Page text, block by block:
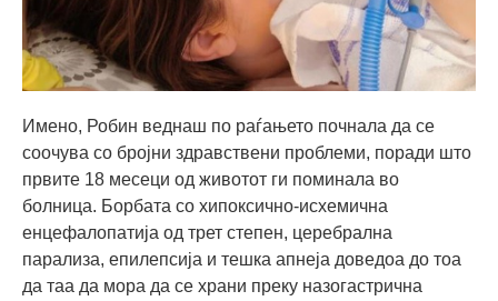
Имено, Робин веднаш по раѓањето почнала да се
соочува со бројни здравствени проблеми, поради што
првите 18 месеци од животот ги поминала во
болница. Борбата со хипоксично-исхемична
енцефалопатија од трет степен, церебрална
парализа, епилепсија и тешка апнеја доведоа до тоа
да таа да мора да се храни преку назогастрична